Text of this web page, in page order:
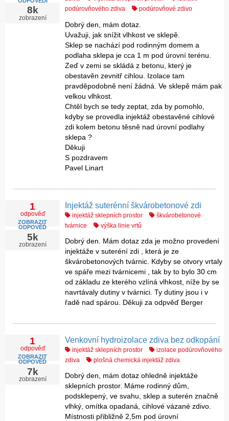
8k
zobrazení
podúrovňového zdiva
podúrovňové zdivo
Dobrý den, mám dotaz.
Uvažuji, jak snížit vlhkost ve sklepě.
Sklep se nachází pod rodinným domem a
podlaha sklepa je cca 1 m pod úrovní terénu.
Zeď v zemi se skládá z betonu, který je
obestavěn zevnitř cihlou. Izolace tam
pravděpodobně není žádná. Ve sklepě mám pak
velkou vlhkost.
Chtěl bych se tedy zeptat, zda by pomohlo,
kdyby se provedla injektáž obestavěné cihlové
zdi kolem betonu těsně nad úrovní podlahy
sklepa ?
Děkuji
S pozdravem
Pavel Linart
1
odpověď
ZOBRAZIT
ODPOVĚĎ
5k
zobrazení
Injektáž suterénní škvárobetonové zdi
injektáž sklepních prostor
škvárobetonové
tvárnice
výška linie vrtů
Dobrý den. Mám dotaz zda je možno provedení
injektáže v suteréní zdi , která je ze
škvárobetonových tvárnic. Kdyby se otvory vrtaly
ve spáře mezi tvárnicemi , tak by to bylo 30 cm
od základu ze kterého vzlíná vlhkost, níže by se
navrtávaly dutiny v tvárnici. Ty dutiny jsou i v
řadě nad spárou. Děkuji za odpvěď Berger
1
odpověď
ZOBRAZIT
ODPOVĚĎ
7k
zobrazení
Venkovní hydroizolace zdiva bez odkopání
injektáž sklepních prostor
izolace podúrovňového
zdiva
plošná chemická injektáž zdiva
Dobrý den, mám dotaz ohledně injektáže
sklepních prostor. Máme rodinný dům,
podsklepený, ve svahu, sklep a suterén značně
vlhký, omítka opadaná, cihlové vázané zdivo.
Místnosti přibližně 2,5m pod úrovní